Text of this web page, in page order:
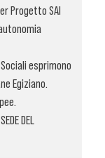
Progetto SAI
esprimono
Egiziano.
DEL